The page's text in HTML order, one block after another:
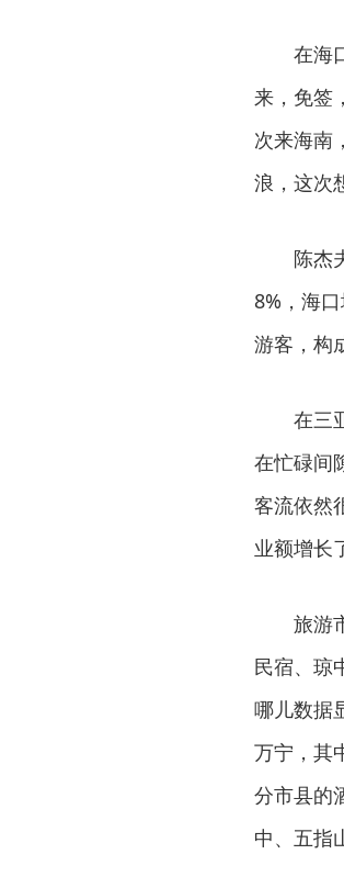
在海
来，免签
次来海南
浪，这次
陈杰
8%，海
游客，构
在三
在忙碌间
客流依然
业额增长
旅游
民宿、琼
哪儿数据
万宁，其
分市县的
中、五指